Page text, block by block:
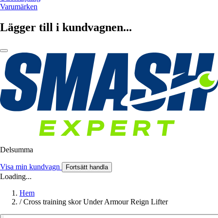
Varumärken
Lägger till i kundvagnen...
Delsumma
Visa min kundvagn Fortsätt handla
Loading...
Hem
/ Cross training skor Under Armour Reign Lifter